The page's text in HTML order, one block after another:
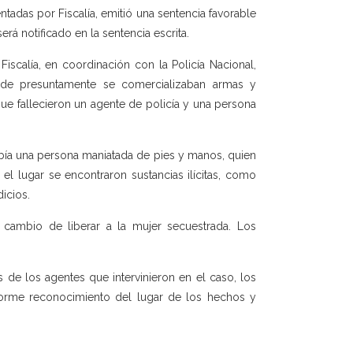
por Fiscalía, emitió una sentencia favorable
notificado en la sentencia escrita.
en coordinación con la Policía Nacional,
presuntamente se comercializaban armas y
fallecieron un agente de policía y una persona
una persona maniatada de pies y manos, quien
lugar se encontraron sustancias ilícitas, como
de liberar a la mujer secuestrada. Los
los agentes que intervinieron en el caso, los
reconocimiento del lugar de los hechos y